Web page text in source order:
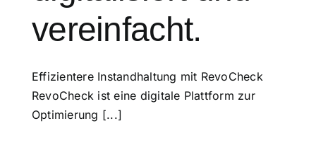
vereinfacht.
Effizientere Instandhaltung mit RevoCheck
RevoCheck ist eine digitale Plattform zur
Optimierung [...]